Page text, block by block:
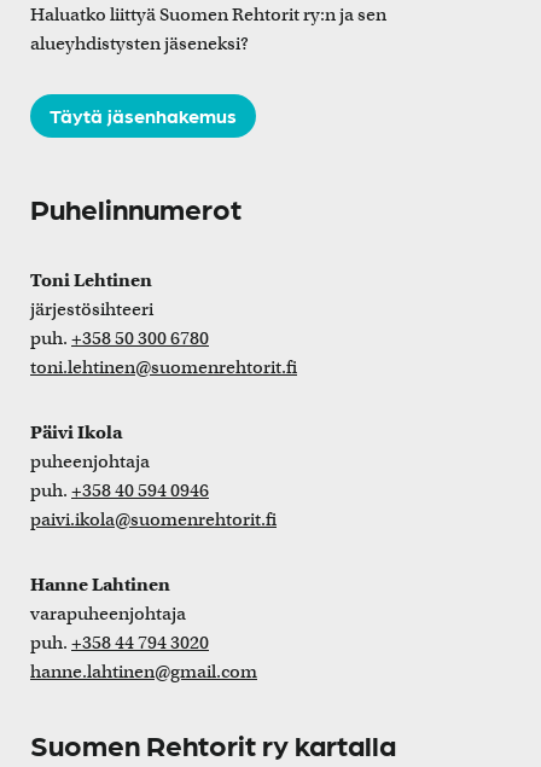
Haluatko liittyä Suomen Rehtorit ry:n ja sen
alueyhdistysten jäseneksi?
Täytä jäsenhakemus
Puhelinnumerot
Toni Lehtinen
järjestösihteeri
puh. +358 50 300 6780
toni.lehtinen@suomenrehtorit.fi
Päivi Ikola
puheenjohtaja
puh. +358 40 594 0946
paivi.ikola@suomenrehtorit.fi
Hanne Lahtinen
varapuheenjohtaja
puh. +358 44 794 3020
hanne.lahtinen@gmail.com
Suomen Rehtorit ry kartalla